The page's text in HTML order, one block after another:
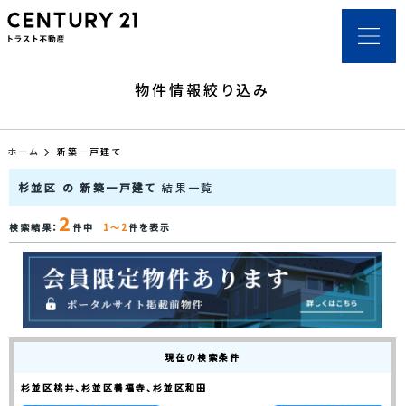
物件情報絞り込み
ホーム 新築一戸建て
杉並区 の 新築一戸建て結果一覧
検索結果： 2 件中 1～2件を表示
現在の検索条件
杉並区桃井、杉並区善福寺、杉並区和田